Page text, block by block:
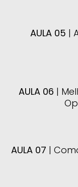
AULA 05 |
AULA 06 |
AULA 07 |